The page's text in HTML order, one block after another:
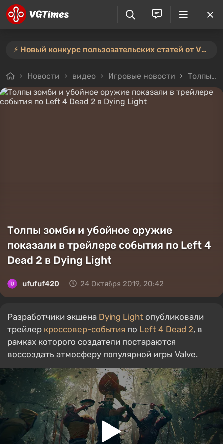
⚡️ Новый конкурс пользовательских статей от VGTimes — участвуйте тут ⚡️
Новости видео Игровые новости Толпы зомби и убойное оружие показали в трейлере события по Left 4 Dead 2 в Dying Light
Толпы зомби и убойное оружие
показали в трейлере события по Left 4
Dead 2 в Dying Light
ufufuf420 24 Октября 2019, 20:42
Разработчики экшена Dying Light опубликовали
трейлер кроссовер-события по Left 4 Dead 2, в
рамках которого создатели постараются
воссоздать атмосферу популярной игры Valve.